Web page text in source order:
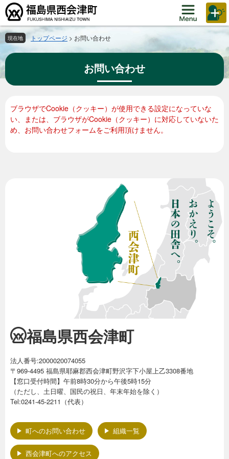
ペ
ー
ジ
の
頭
で
す。
メ
ニ
ュ
ー
飛
ば
し
現在地 トップページ > お問い合わせ
お問い合わせ
文
ブラウザでCookie（クッキー）が使用できる設定になっていな
い、または、ブラウザがCookie（クッキー）に対応していないた
め、お問い合わせフォームをご利用頂けません。
福島県西会津町
法人番号:2000020074055
〒969-4495 福島県耶麻郡西会津町野沢字下小屋上乙3308番地
【窓口受付時間】午前8時30分から午後5時15分
（ただし、土日曜、国民の祝日、年末年始を除く）
Tel:0241-45-2211（代表）
町へのお問い合わせ 組織一覧
西会津町へのアクセス